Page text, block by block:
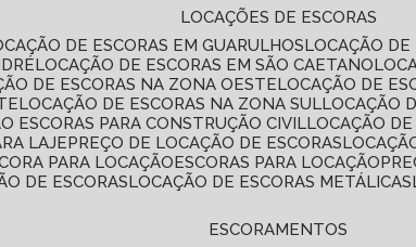
LOCAÇÕES DE ESCORAS
DE ESCORAS EM GUARULHOS LOCAÇÃO
LOCAÇÃO DE ESCORAS EM SÃO CAETANO
DE ESCORAS NA ZONA OESTE LOCAÇÃO DE
LOCAÇÃO DE ESCORAS NA ZONA SUL LOCAÇÃO
ESCORAS PARA CONSTRUÇÃO CIVIL LOCAÇÃO
LAJE
PREÇO DE LOCAÇÃO DE ESCORAS
PARA LOCAÇÃO ESCORAS PARA LOCAÇÃO
DE ESCORAS LOCAÇÃO DE ESCORAS METÁLICAS
ESCORAMENTOS